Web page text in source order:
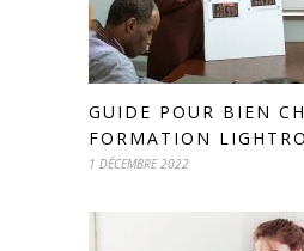
GUIDE POUR BIEN
FORMATION
1 DÉCEMBRE 2022